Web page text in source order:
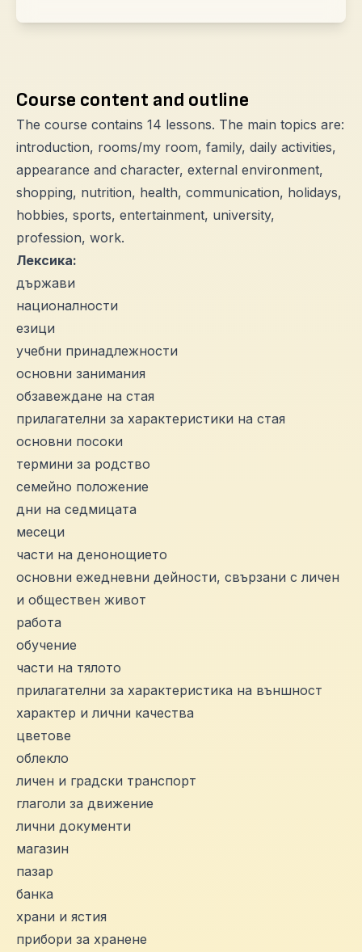
Course content and outline
The course contains 14 lessons. The main topics are:
introduction, rooms/my room, family, daily activities,
appearance and character, external environment,
shopping, nutrition, health, communication, holidays,
hobbies, sports, entertainment, university,
profession, work.
Лексика:
държави
националности
езици
учебни принадлежности
основни занимания
обзавеждане на стая
прилагателни за характеристики на стая
основни посоки
термини за родство
семейно положение
дни на седмицата
месеци
части на денонощието
основни ежедневни дейности, свързани с личен
и обществен живот
работа
обучение
части на тялото
прилагателни за характеристика на външност
характер и лични качества
цветове
облекло
личен и градски транспорт
глаголи за движение
лични документи
магазин
пазар
банка
храни и ястия
прибори за хранене